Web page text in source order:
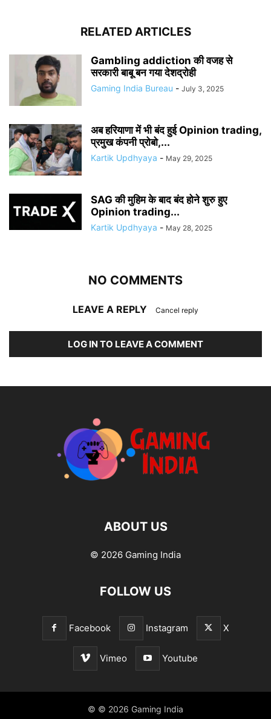
RELATED ARTICLES
Gambling addiction की वजह से
सरकारी बाबू बन गया देशद्रोही
Gaming India Bureau - July 3, 2025
अब हरियाणा में भी बंद हुई Opinion trading,
प्रमुख कंपनी प्रोबो,...
Kartik Updhyaya - May 29, 2025
SAG की मुहिम के बाद बंद होने शुरु हुए
Opinion trading...
Kartik Updhyaya - May 28, 2025
NO COMMENTS
LEAVE A REPLY Cancel reply
LOG IN TO LEAVE A COMMENT
ABOUT US
© 2026 Gaming India
FOLLOW US
Facebook Instagram X
Vimeo Youtube
© © 2026 Gaming India